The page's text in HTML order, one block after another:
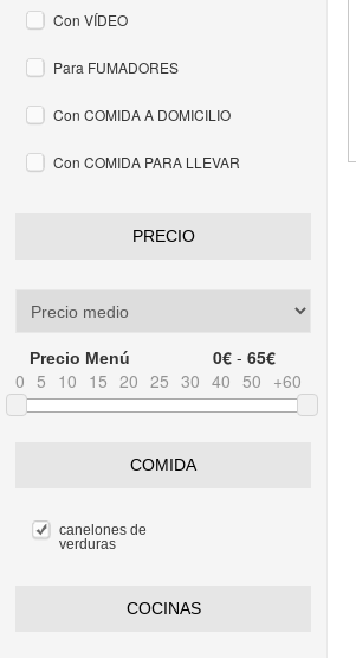
Con VÍDEO
Para FUMADORES
Con COMIDA A DOMICILIO
Con COMIDA PARA LLEVAR
PRECIO
Precio Menú 0€ - 65€
0 5 10 15 20 25 30 40 50 +60
COMIDA
canelones de
verduras
COCINAS